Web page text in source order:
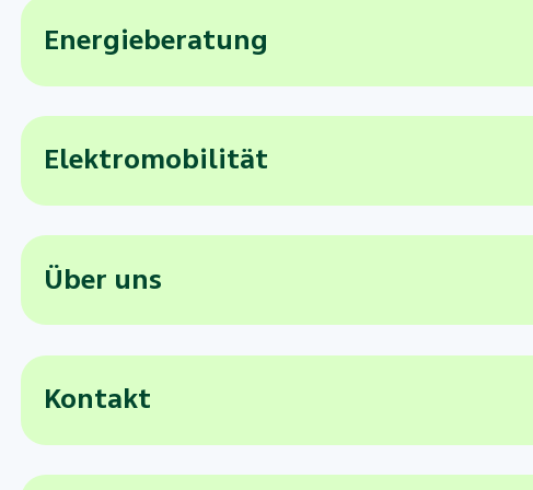
Energieberatung
Elektromobilität
Über uns
Kontakt